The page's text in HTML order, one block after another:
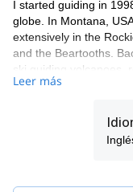
I started guiding in
globe. In Montana,
extensively in the
and the Beartooths.
ski guiding volcanoes,
in Chalten and Tronador.
forming new guides,
kids, taking
Leer más